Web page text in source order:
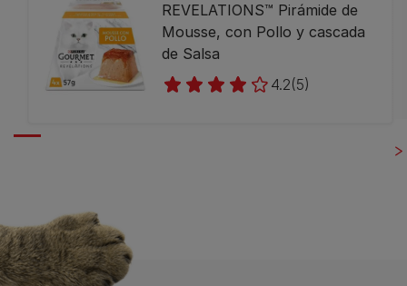
REVELATIONS™ Pirámide de
Mousse, con Pollo y cascada
de Salsa
4.2(5)